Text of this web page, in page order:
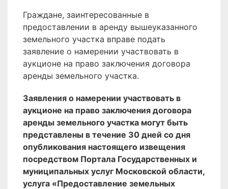
Граждане, заинтересованные в
предоставлении в аренду вышеуказанного
земельного участка вправе подать
заявление о намерении участвовать в
аукционе на право заключения договора
аренды земельного участка.
Заявления о намерении участвовать в
аукционе на право заключения договора
аренды земельного участка могут быть
представлены в течение 30 дней со дня
опубликования настоящего извещения
посредством Портала Государственных и
муниципальных услуг Московской области,
услуга «Предоставление земельных